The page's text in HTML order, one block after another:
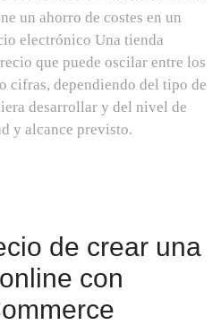
un ahorro de costes en un
electrónico Una tienda
que puede oscilar entre los
cifras, dependiendo del tipo de
desarrollar y del nivel de
y alcance previsto.
de crear una
con